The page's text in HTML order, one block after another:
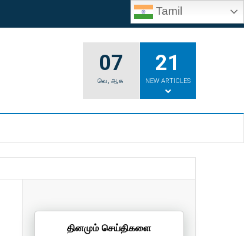
Tamil
07
வெ,ஆக
21
NEW ARTICLES
தினமும் செய்திகளை